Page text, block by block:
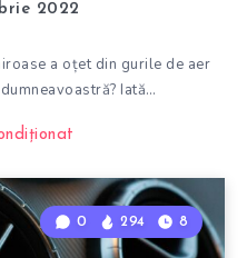
2022
a oțet din gurile de aer
Iată…
0 294 8